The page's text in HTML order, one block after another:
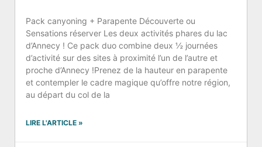
Pack canyoning + Parapente Découverte ou
Sensations réserver Les deux activités phares du lac
d’Annecy ! Ce pack duo combine deux ½ journées
d’activité sur des sites à proximité l’un de l’autre et
proche d’Annecy !Prenez de la hauteur en parapente
et contempler le cadre magique qu’offre notre région,
au départ du col de la
LIRE L'ARTICLE »